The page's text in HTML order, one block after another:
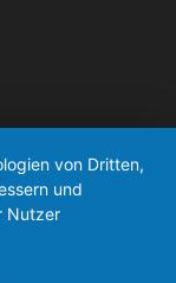
von Dritten,
und
Nutzer